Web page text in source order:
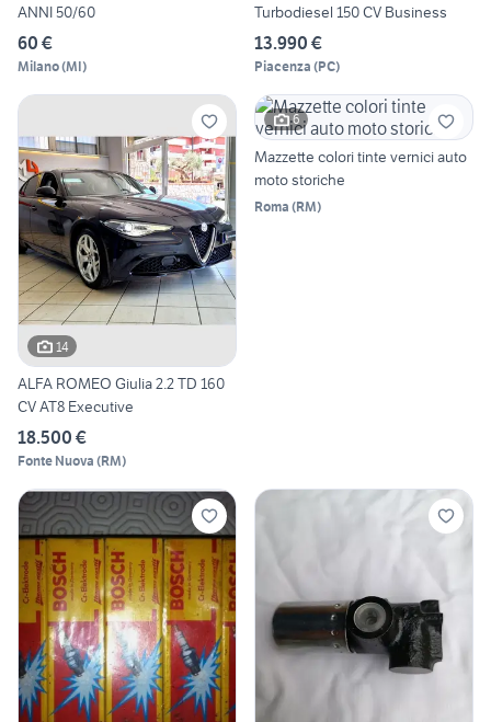
ANNI 50/60
60 €
Milano(MI)
Turbodiesel 150 CV Business
13.990 €
Piacenza (PC)
14
ALFA ROMEO Giulia 2.2 TD 160
CV AT8 Executive
18.500 €
Fonte Nuova (RM)
6
Mazzette colori tinte vernici auto
moto storiche
Roma (RM)